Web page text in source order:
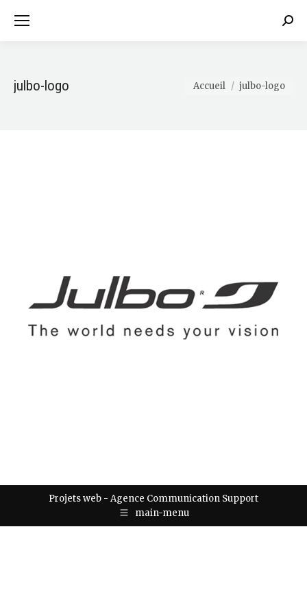
julbo-logo Vous êtes ici :
Accueil julbo-logo
Projets web - Agence Communication Support
main-menu